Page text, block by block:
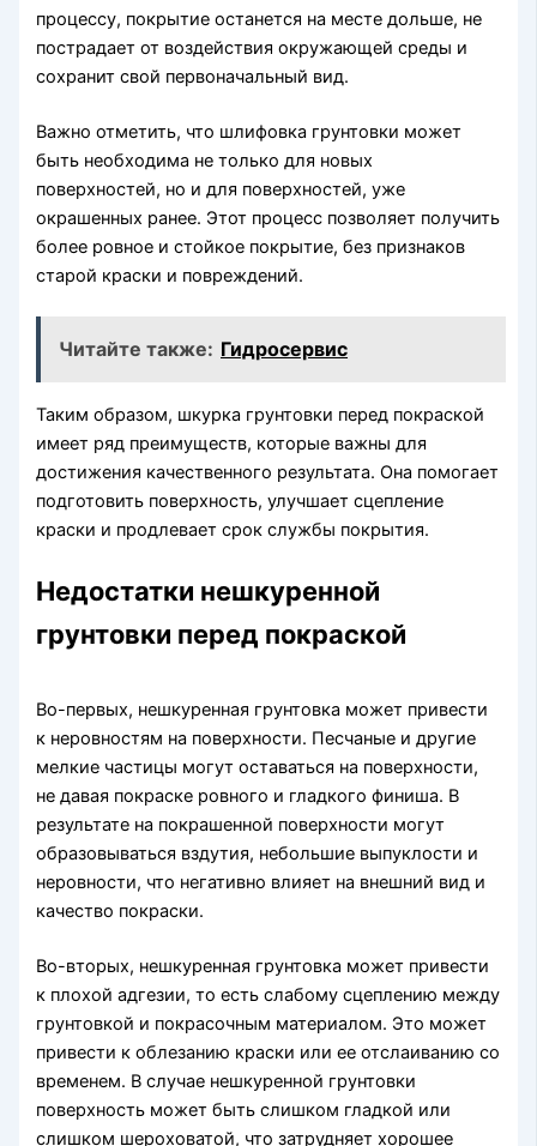
процессу, покрытие останется на месте дольше, не
пострадает от воздействия окружающей среды и
сохранит свой первоначальный вид.
Важно отметить, что шлифовка грунтовки может
быть необходима не только для новых
поверхностей, но и для поверхностей, уже
окрашенных ранее. Этот процесс позволяет получить
более ровное и стойкое покрытие, без признаков
старой краски и повреждений.
Читайте также: Гидросервис
Таким образом, шкурка грунтовки перед покраской
имеет ряд преимуществ, которые важны для
достижения качественного результата. Она помогает
подготовить поверхность, улучшает сцепление
краски и продлевает срок службы покрытия.
Недостатки нешкуренной
грунтовки перед покраской
Во-первых, нешкуренная грунтовка может привести
к неровностям на поверхности. Песчаные и другие
мелкие частицы могут оставаться на поверхности,
не давая покраске ровного и гладкого финиша. В
результате на покрашенной поверхности могут
образовываться вздутия, небольшие выпуклости и
неровности, что негативно влияет на внешний вид и
качество покраски.
Во-вторых, нешкуренная грунтовка может привести
к плохой адгезии, то есть слабому сцеплению между
грунтовкой и покрасочным материалом. Это может
привести к облезанию краски или ее отслаиванию со
временем. В случае нешкуренной грунтовки
поверхность может быть слишком гладкой или
слишком шероховатой, что затрудняет хорошее